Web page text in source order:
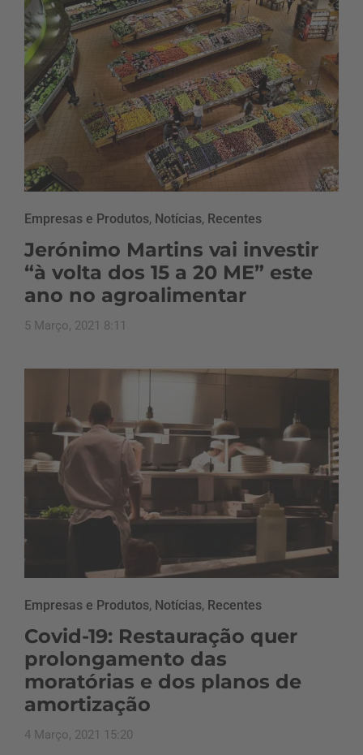
Empresas e Produtos, Notícias, Recentes
Jerónimo Martins vai investir
“à volta dos 15 a 20 ME” este
ano no agroalimentar
5 Março, 2021 8:11
Empresas e Produtos, Notícias, Recentes
Covid-19: Restauração quer
prolongamento das
moratórias e dos planos de
amortização
4 Março, 2021 15:20